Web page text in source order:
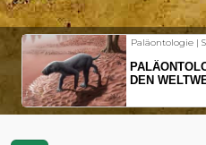
Paläontologie |
DEN
VORFAHREN
VOR